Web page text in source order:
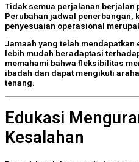
Tidak semua perjalanan berjalan
Perubahan jadwal penerbangan,
penyesuaian operasional
Jamaah yang telah
lebih mudah beradaptasi
memahami bahwa fleksibilitas
ibadah dan dapat mengikuti
tenang.
Edukasi
Kesalahan